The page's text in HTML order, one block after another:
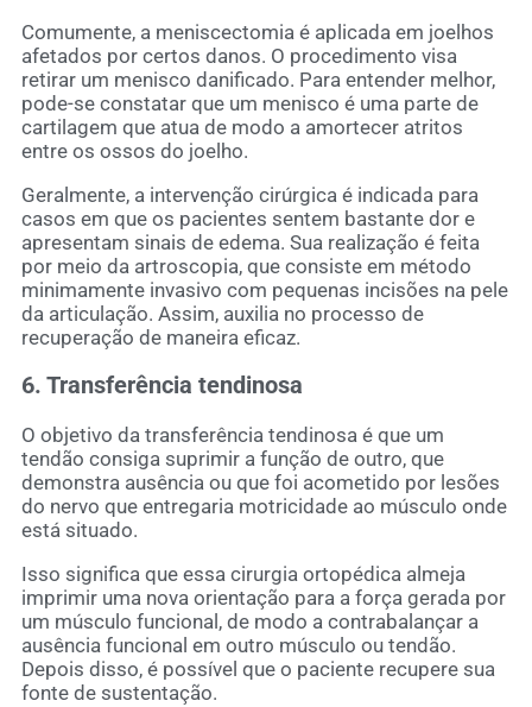
Comumente, a meniscectomia é aplicada em joelhos
afetados por certos danos. O procedimento visa
retirar um menisco danificado. Para entender melhor,
pode-se constatar que um menisco é uma parte de
cartilagem que atua de modo a amortecer atritos
entre os ossos do joelho.
Geralmente, a intervenção cirúrgica é indicada para
casos em que os pacientes sentem bastante dor e
apresentam sinais de edema. Sua realização é feita
por meio da artroscopia, que consiste em método
minimamente invasivo com pequenas incisões na pele
da articulação. Assim, auxilia no processo de
recuperação de maneira eficaz.
6. Transferência tendinosa
O objetivo da transferência tendinosa é que um
tendão consiga suprimir a função de outro, que
demonstra ausência ou que foi acometido por lesões
do nervo que entregaria motricidade ao músculo onde
está situado.
Isso significa que essa cirurgia ortopédica almeja
imprimir uma nova orientação para a força gerada por
um músculo funcional, de modo a contrabalançar a
ausência funcional em outro músculo ou tendão.
Depois disso, é possível que o paciente recupere sua
fonte de sustentação.